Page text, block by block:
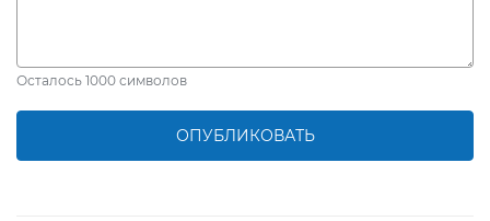
Осталось 1000 символов
ОПУБЛИКОВАТЬ